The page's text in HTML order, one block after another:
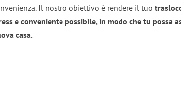
Il nostro obiettivo è rendere il tuo
e conveniente possibile, in modo che tu possa
casa.